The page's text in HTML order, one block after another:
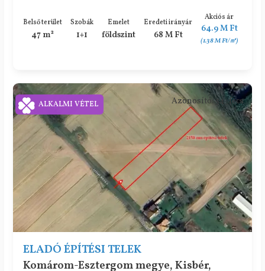
Belső terület
47 m²
Szobák
1+1
Emelet
földszint
Eredeti irányár
68 M Ft
Akciós ár
64.9 M Ft
(1.38 M Ft/㎡)
ELADÓ ÉPÍTÉSI TELEK
Komárom-Esztergom megye, Kisbér,
Azonosító: 54_fecs
ALKALMI VÉTEL